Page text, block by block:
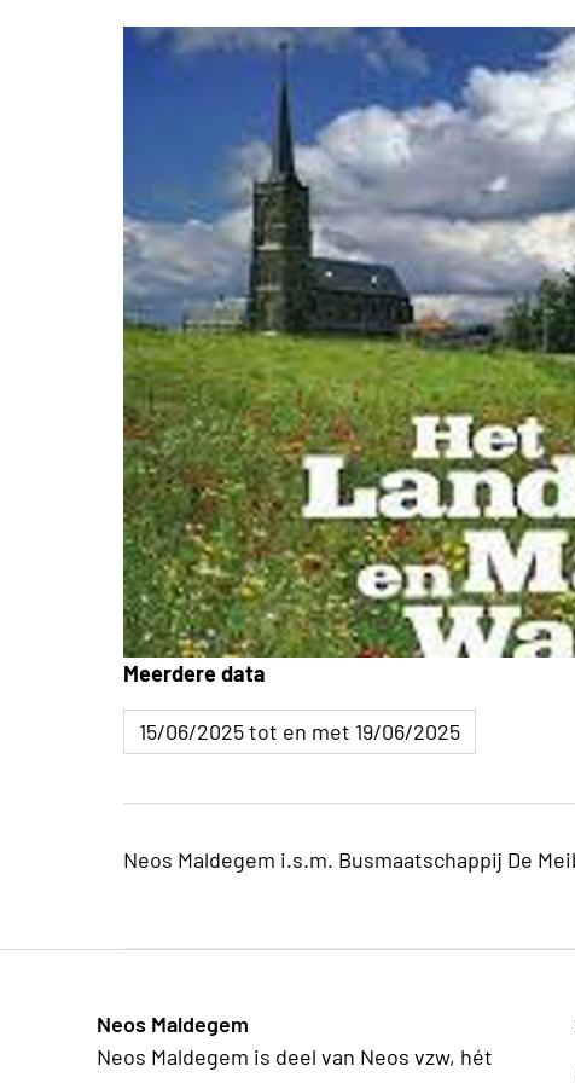
Meerdere data
15/06/2025 tot en met 19/06/2025
Neos Maldegem i.s.m. Busmaatschappij De
Neos Maldegem
Neos Maldegem is deel van Neos vzw, hét